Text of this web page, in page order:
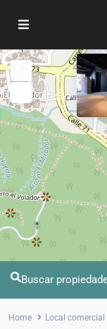
Buscar
Home
Local comercial